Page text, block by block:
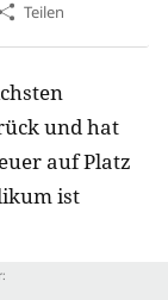
Teilen
und hat
auf Platz
ist